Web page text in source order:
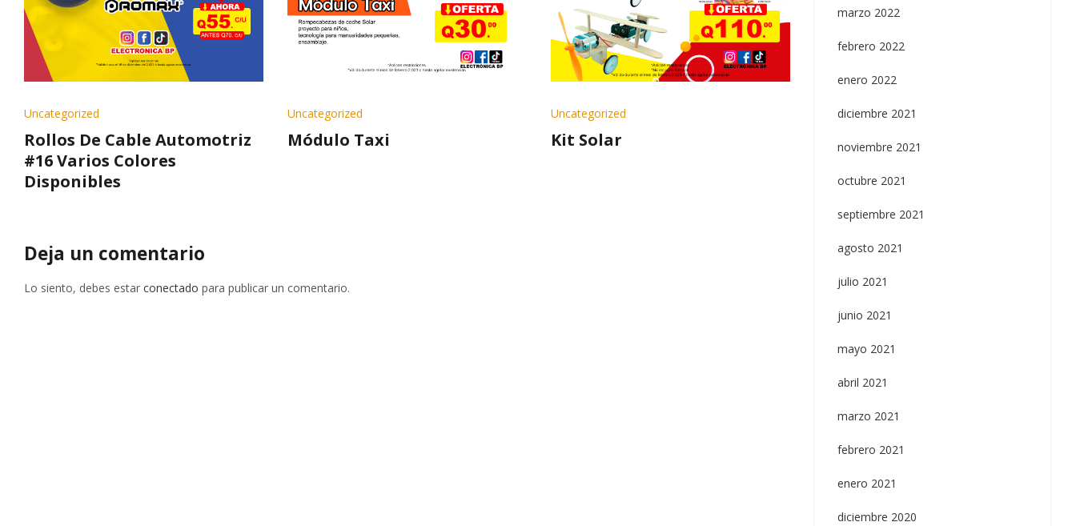
Uncategorized
Rollos De Cable Automotriz
#16 Varios Colores
Disponibles
Uncategorized
Módulo Taxi
Uncategorized
Kit Solar
Uncategorized
Switch 30A 250VAC
Deja un comentario
Lo siento, debes estar conectado para publicar un comentario.
marzo 2022
febrero 2022
enero 2022
diciembre 2021
noviembre 2021
octubre 2021
septiembre 2021
agosto 2021
julio 2021
junio 2021
mayo 2021
abril 2021
marzo 2021
febrero 2021
enero 2021
diciembre 2020